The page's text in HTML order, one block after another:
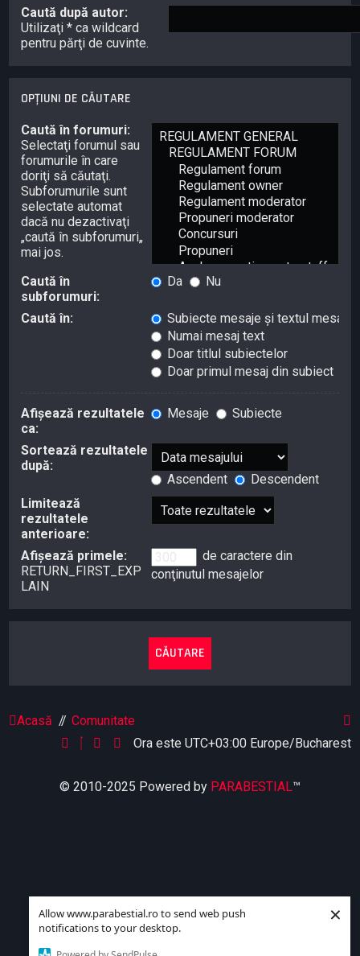
Allow www.parabestial.ro to send web push
notifications to your desktop.
×
Caută după autor:
Utilizaţi * ca wildcard
pentru părţi de cuvinte.
OPŢIUNI DE CĂUTARE
Caută în forumuri:
Selectaţi forumul sau
forumurile în care
doriţi să căutaţi.
Subforumurile sunt
selectate automat
dacă nu dezactivaţi
„caută în subforumuri„
mai jos.
Caută în
subforumuri:
Da Nu
Caută în:
Subiecte mesaje şi textul
Numai mesaj text
Doar titlul subiectelor
Doar primul mesaj din subiect
Afişează rezultatele
ca:
Mesaje Subiecte
Sortează rezultatele
după:
Ascendent
Descendent
Limitează
rezultatele
anterioare:
Afişează primele:
RETURN_FIRST_EXP
LAIN
de caractere din
conţinutul mesajelor
Acasă
Comunitate
Ora este UTC+03:00 Europe/Bucharest
© 2010-2025 Powered by PARABESTIAL™